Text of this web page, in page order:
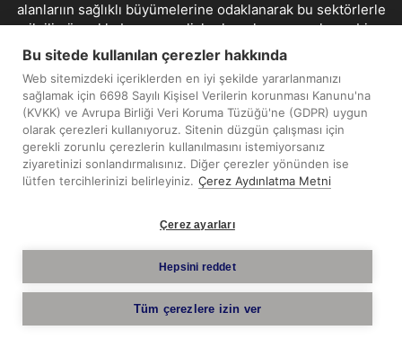
alanlarıın sağlıklı büyümelerine odaklanarak bu sektörlerle
ilgili güncel haber ve analizler hazırlayıp yayınlayan bir
haber sitesidir.
İletişim:maramiro@sentezmedya.com.tr
BIZI TAKIP EDIN
Telif Hakkı © 2019 - 2026 Sentez Medya Limited. Tüm hakları
saklıdır.
Bu sitede kullanılan çerezler hakkında
Web sitemizdeki içeriklerden en iyi şekilde yararlanmanızı
sağlamak için 6698 Sayılı Kişisel Verilerin korunması Kanunu'na
(KVKK) ve Avrupa Birliği Veri Koruma Tüzüğü'ne (GDPR) uygun
olarak çerezleri kullanıyoruz. Sitenin düzgün çalışması için
gerekli zorunlu çerezlerin kullanılmasını istemiyorsanız
ziyaretinizi sonlandırmalısınız. Diğer çerezler yönünden ise
lütfen tercihlerinizi belirleyiniz. Çerez Aydınlatma Metni
Çerez ayarları
Hepsini reddet
Tüm çerezlere izin ver